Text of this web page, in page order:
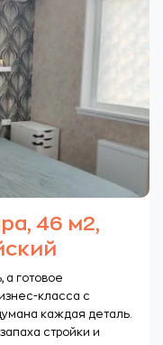
46 м2,
а готовое
класса с
каждая деталь.
стройки и